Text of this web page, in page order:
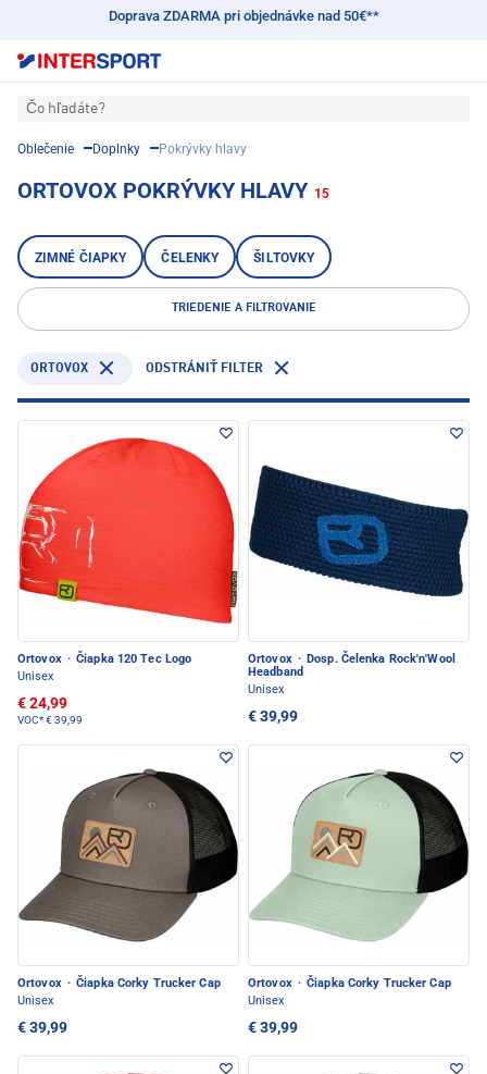
Doprava ZDARMA pri objednávke nad 50€**
Čo hľadáte?
Oblečenie Doplnky Pokrývky hlavy
ORTOVOX POKRÝVKY HLAVY 15
ZIMNÉ ČIAPKY ČELENKY ŠILTOVKY
TRIEDENIE A FILTROVANIE
ORTOVOX ODSTRÁNIŤ FILTER
Ortovox · Čiapka 120 Tec Logo
Unisex
€ 24,99
VOC*€ 39,99
Ortovox · Dosp. Čelenka Rock'n'Wool
Headband
Unisex
€ 39,99
Ortovox · Čiapka Corky Trucker Cap
Unisex
€ 39,99
Ortovox · Čiapka Corky Trucker Cap
Unisex
€ 39,99